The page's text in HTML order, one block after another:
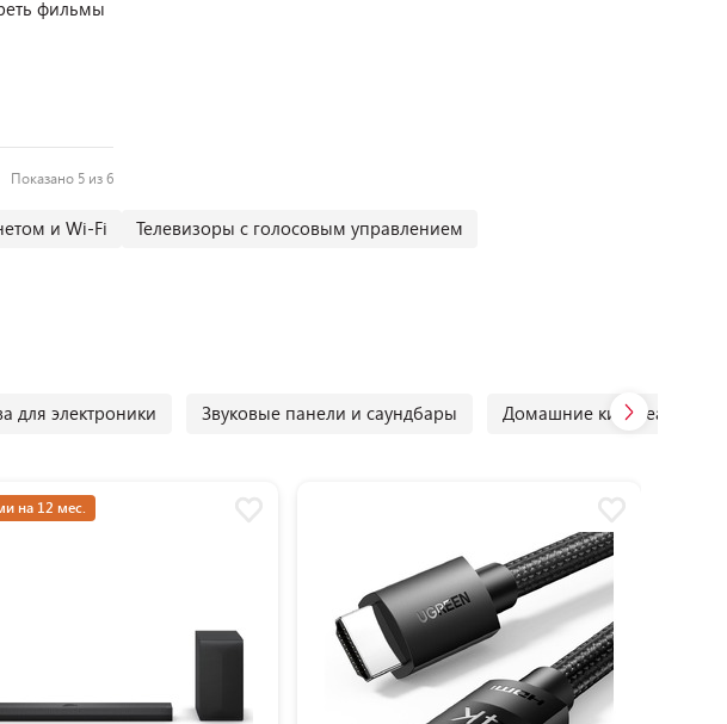
фильмы
Показано 5 из 6
и Wi-Fi
Телевизоры с голосовым управлением
для электроники Звуковые панели и саундбары Домашние кинотеатры
на 12 мес.